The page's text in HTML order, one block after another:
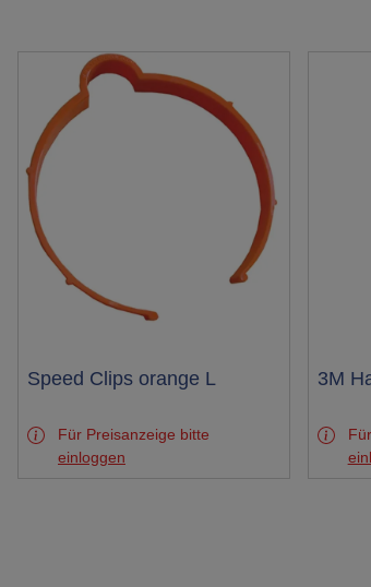
Test
Speed Clips orange L
Für Preisanzeige bitte
einloggen
Test
3M